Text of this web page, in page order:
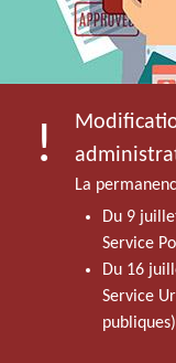
La
Du 9
Service
Du 16
Service